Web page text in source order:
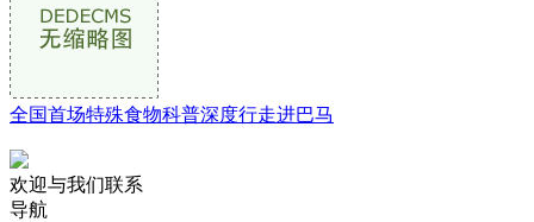
全国首场特殊食物科普深度行走进巴马
欢迎与我们联系
导航